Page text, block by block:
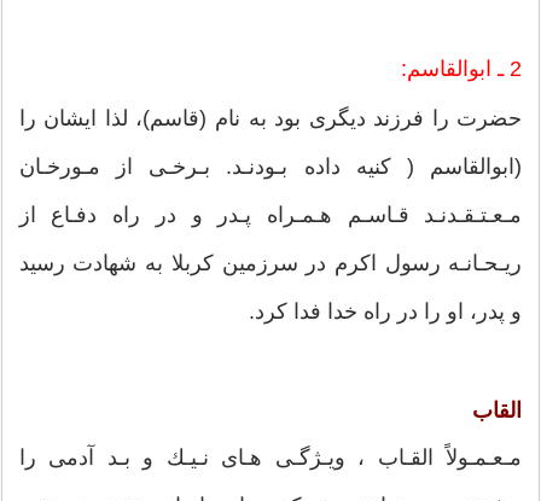
2 ـ ابوالقاسم:
حضرت را فرزند دیگرى بود به نام (قاسم)، لذا ایشان را
(ابوالقاسم ( كنیه داده بـودنـد. بـرخـى از مـورخـان
مـعـتـقـدنـد قـاسـم هـمـراه پـدر و در راه دفـاع از
ریـحـانـه رسول اكرم در سرزمین كربلا به شهادت رسید
و پدر، او را در راه خدا فدا كرد.
القاب
مـعـمـولاً القـاب ، ویـژگـی هـاى نـیـك و بـد آدمى را